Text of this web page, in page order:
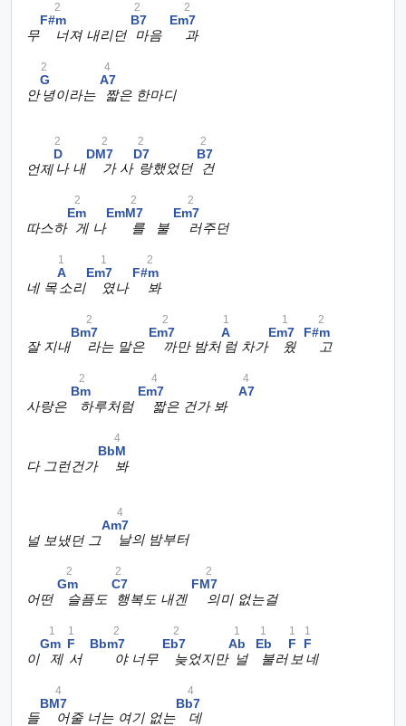
무
F#m
2
너져 내리던
B7
2
마음
Em7
2
과
안
G
2
녕이라는
A7
4
짧은 한마디
언제
D
2
나 내
DM7
2
가 사
D7
2
랑했었던
B7
2
건
따스하
Em
2
게 나
EmM7
2
를 불
Em7
2
러주던
네 목
A
1
소리
Em7
1
였나
F#m
2
봐
잘 지내
Bm7
2
라는 말은
Em7
2
까만 밤처
A
1
럼 차가
Em7
1
웠
F#m
2
고
사랑은
Bm
2
하루처럼
Em7
4
짧은 건가 봐
A7
4
다 그런건가
BbM
4
봐
널 보냈던 그
Am7
4
날의 밤부터
어떤
Gm
2
슬픔도
C7
2
행복도 내겐
FM7
2
의미 없는걸
이
Gm
1
제
F
1
서
Bbm7
2
야 너무
Eb7
2
늦었지만
Ab
1
널
Eb
1
불러
F
1
보
F
1
네
들
BM7
4
어줄 너는 여기 없는
Bb7
4
데